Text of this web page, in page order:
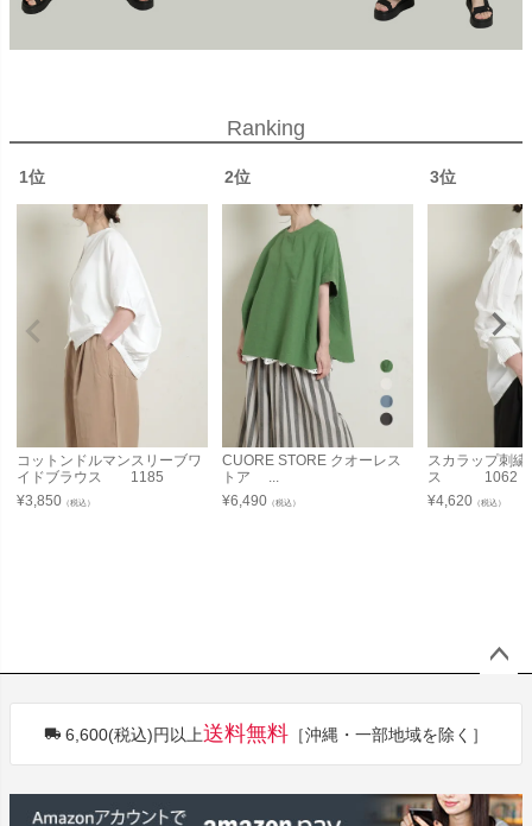
Ranking
1位
コットンドルマンスリーブワ
イドブラウス 1185
¥3,850 （税込）
2位
CUORE STORE クオーレス
トア ...
¥6,490 （税込）
3位
スカラップ刺
ス 1062
¥4,620 （税込）
へ
6,600(税込)円以上送料無料 ［沖縄・一部地域を除く］